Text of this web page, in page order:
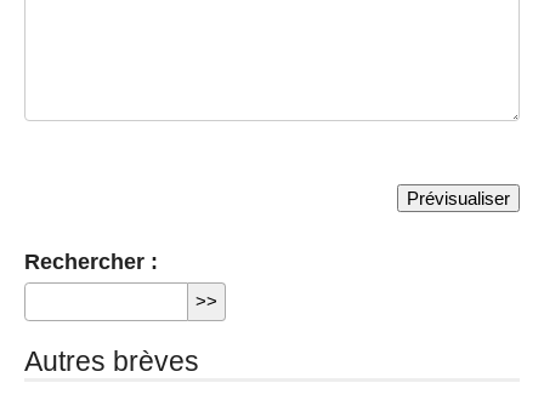
Rechercher :
Autres brèves